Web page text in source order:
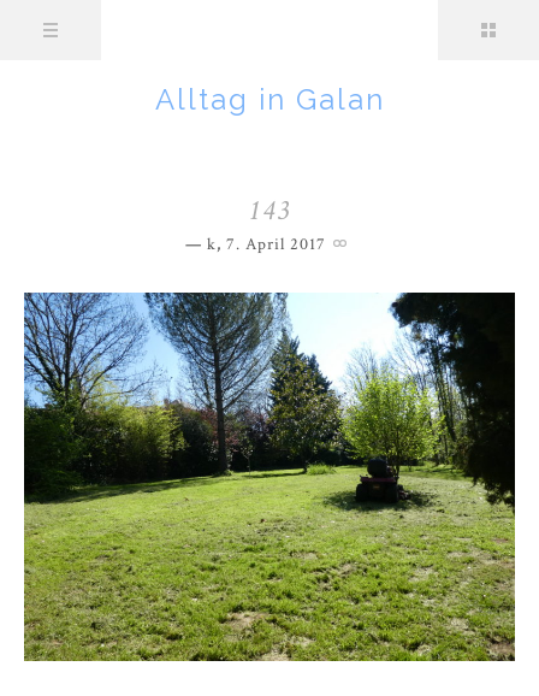
Alltag in Galan
143
k, 7. April 2017